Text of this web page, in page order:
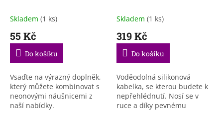
Skladem (1 ks)
55 Kč
Do košíku
Vsaďte na výrazný doplněk,
který můžete kombinovat s
neonovými náušnicemi z
naší nabídky.
Skladem (1 ks)
319 Kč
Do košíku
Voděodolná silikonová
kabelka, se kterou budete k
nepřehlédnutí. Nosí se v
ruce a díky pevnému